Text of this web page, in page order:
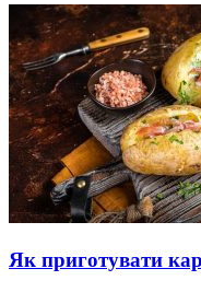
Як приготувати